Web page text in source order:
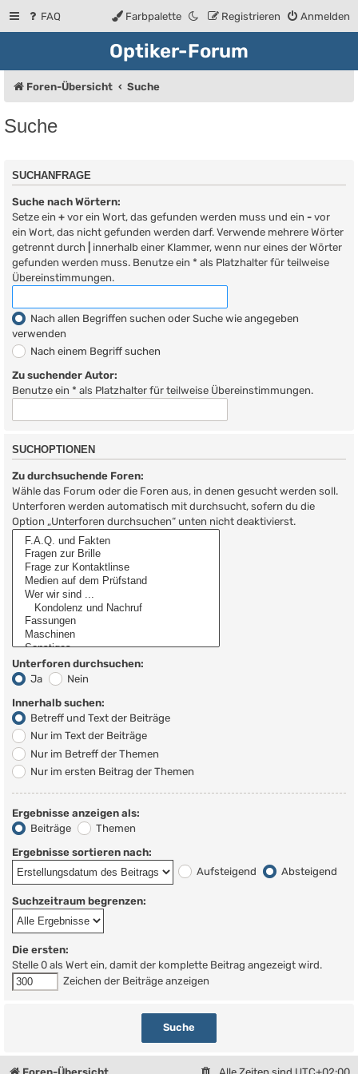
FAQ Anmelden
Registrieren
Farbpalette
Optiker-Forum
Foren-Übersicht Suche
Suche
SUCHANFRAGE
Suche nach Wörtern:
Setze ein + vor ein Wort, das gefunden werden muss und ein - vor
ein Wort, das nicht gefunden werden darf. Verwende mehrere Wörter
getrennt durch
innerhalb einer Klammer, wenn nur eines der Wörter
gefunden werden muss. Benutze ein * als Platzhalter für teilweise
Übereinstimmungen.
Nach allen Begriffen suchen oder Suche wie angegeben
verwenden
Nach einem Begriff suchen
Zu suchender Autor:
Benutze ein * als Platzhalter für teilweise Übereinstimmungen.
SUCHOPTIONEN
Zu durchsuchende Foren:
Wähle das Forum oder die Foren aus, in denen gesucht werden soll.
Unterforen werden automatisch mit durchsucht, sofern du die
Option „Unterforen durchsuchen“ unten nicht deaktivierst.
Unterforen durchsuchen:
Ja
Nein
Innerhalb suchen:
Betreff und Text der Beiträge
Nur im Text der Beiträge
Nur im Betreff der Themen
Nur im ersten Beitrag der Themen
Ergebnisse anzeigen als:
Beiträge
Themen
Ergebnisse sortieren nach:
Aufsteigend
Absteigend
Suchzeitraum begrenzen:
Die ersten:
Stelle 0 als Wert ein, damit der komplette Beitrag angezeigt wird.
Zeichen der Beiträge anzeigen